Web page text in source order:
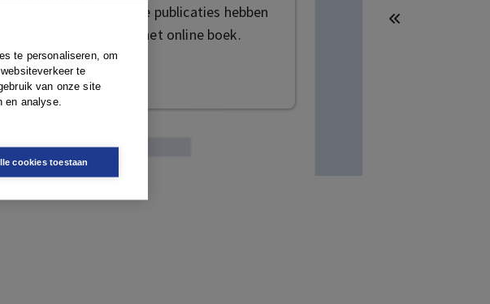
te personaliseren, om
te
van onze site
en analyse.
cookies toestaan
webshop. Sommige publicaties hebben
te kopen tot het online boek.
de webshop